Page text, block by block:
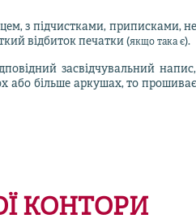
з підчистками,
відбиток печатки (якщо така є).
засвідчувальний
або більше аркушах, то
КОНТОРИ